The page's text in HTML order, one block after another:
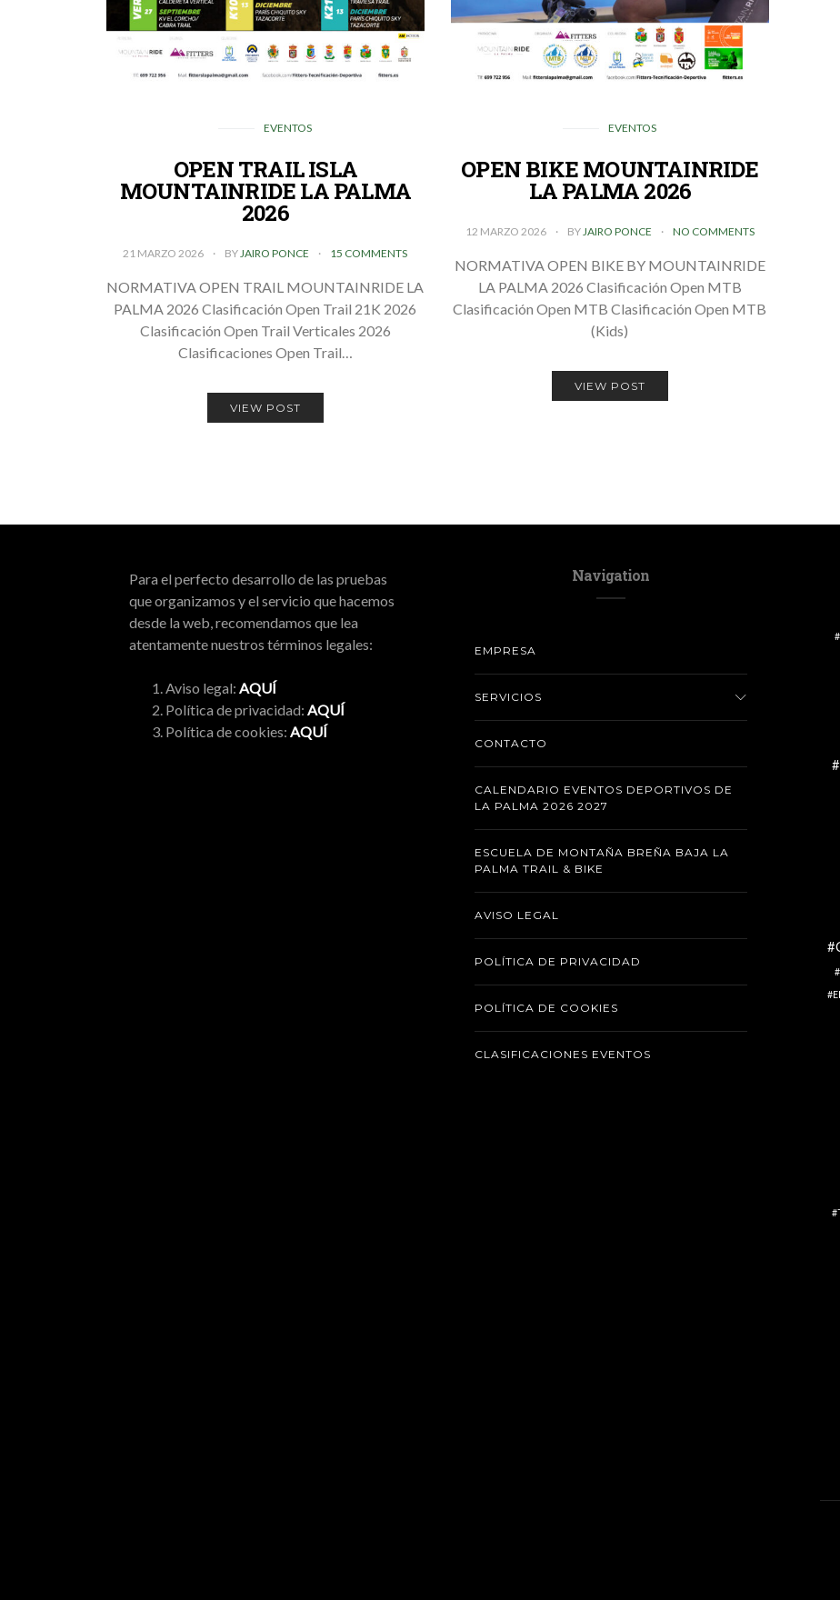
EVENTOS
OPEN TRAIL ISLA
MOUNTAINRIDE LA PALMA
2026
21 MARZO 2026 BY JAIRO PONCE 15 COMMENTS
NORMATIVA OPEN TRAIL MOUNTAINRIDE LA
PALMA 2026 Clasificación Open Trail 21K 2026
Clasificación Open Trail Verticales 2026
Clasificaciones Open Trail…
VIEW POST
EVENTOS
OPEN BIKE MOUNTAINRIDE
LA PALMA 2026
12 MARZO 2026 BY JAIRO PONCE NO COMMENTS
NORMATIVA OPEN BIKE BY MOUNTAINRIDE
LA PALMA 2026 Clasificación Open MTB
Clasificación Open MTB Clasificación Open MTB
(Kids)
VIEW POST
Para el perfecto desarrollo de las pruebas
que organizamos y el servicio que hacemos
desde la web, recomendamos que lea
atentamente nuestros términos legales:
Aviso legal: AQUÍ
Política de privacidad: AQUÍ
Política de cookies: AQUÍ
Navigation
EMPRESA
SERVICIOS
CONTACTO
CALENDARIO EVENTOS DEPORTIVOS DE
LA PALMA 2026 2027
ESCUELA DE MONTAÑA BREÑA BAJA LA
PALMA TRAIL & BIKE
AVISO LEGAL
POLÍTICA DE PRIVACIDAD
POLÍTICA DE COOKIES
CLASIFICACIONES EVENTOS